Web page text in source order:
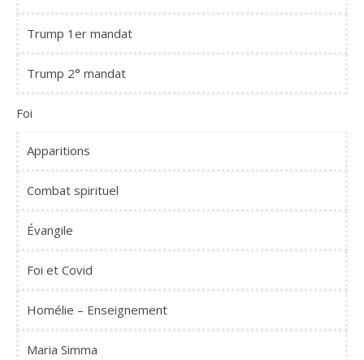
Trump 1er mandat
Trump 2° mandat
Foi
Apparitions
Combat spirituel
Évangile
Foi et Covid
Homélie – Enseignement
Maria Simma